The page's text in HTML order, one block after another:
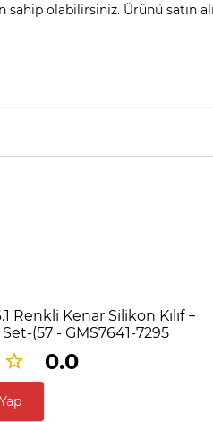
sahip olabilirsiniz. Ürünü satın
Kenar Silikon Kılıf +
(57 - GMS7641-7295
0.0